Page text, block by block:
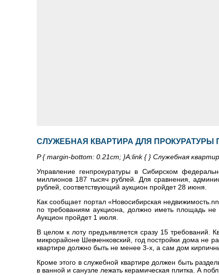
СЛУЖЕБНАЯ КВАРТИРА ДЛЯ ПРОКУРАТУРЫ
P { margin-bottom: 0.21cm; }A:link { } Служебная
Управление генпрокуратуры в Сибирском
миллионов 187 тысяч рублей. Для сравнения,
рублей, соответствующий аукцион пройдет 28 июня.
Как сообщает портал «Новосибирская
по требованиям аукциона, должно иметь площадь
Аукцион пройдет 1 июля.
В целом к лоту предъявляется сразу 15 требований.
микрорайоне Шевченковский, год постройки дома не
квартире должно быть не менее 3-х, а сам дом
Кроме этого в служебной квартире должен быть
в ванной и санузле лежать керамическая плитка. А